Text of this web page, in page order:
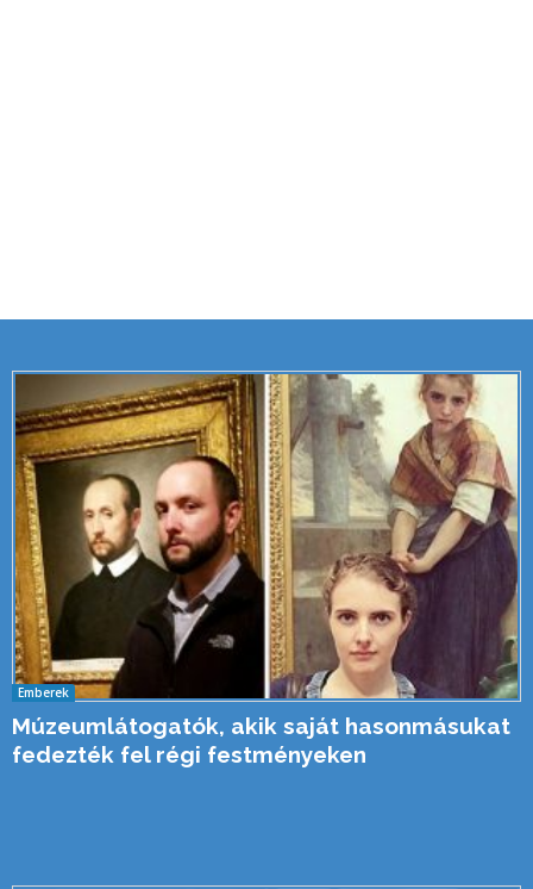
Emberek
Múzeumlátogatók, akik saját hasonmásukat
fedezték fel régi festményeken